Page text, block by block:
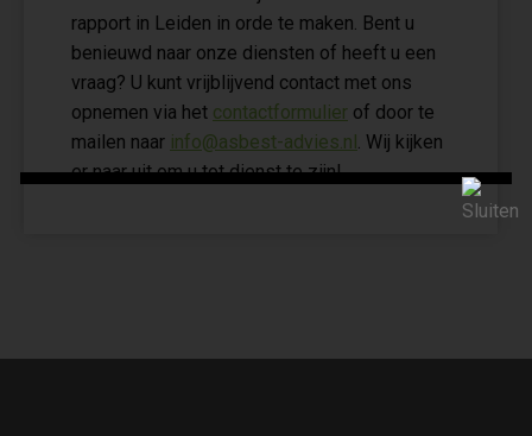
rapport in Leiden in orde te maken. Bent u
benieuwd naar onze diensten of heeft u een
vraag? U kunt vrijblijvend contact met ons
opnemen via het contactformulier of door te
mailen naar info@asbest-advies.nl. Wij kijken
er naar uit om u tot dienst te zijn!